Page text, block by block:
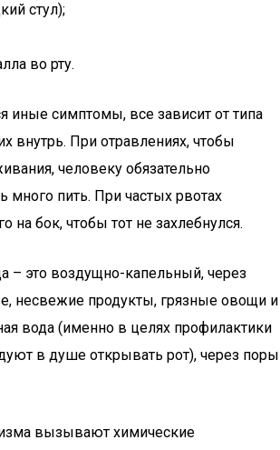
стул);
во рту.
иные симптомы, все зависит от типа
внутрь. При отравлениях, чтобы
человеку обязательно
много пить. При частых рвотах
на бок, чтобы тот не захлебнулся.
– это воздущно-капельный, через
несвежие продукты, грязные овощи и
вода (именно в целях профилактики
в душе открывать рот), через поры
вызывают химические